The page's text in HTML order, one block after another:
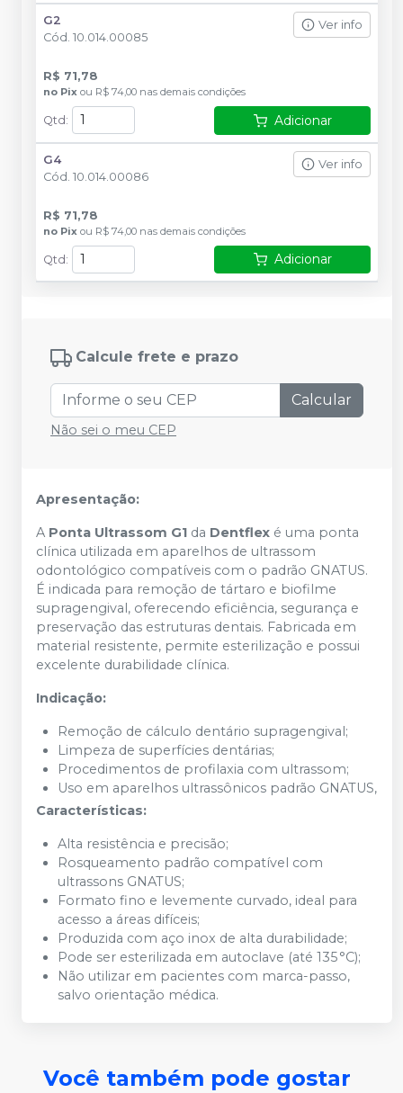
G2
Cód. 10.014.00085
Ver info
R$ 71,78
no Pix ou R$ 74,00 nas demais condições
Qtd : Adicionar
G4
Cód. 10.014.00086
Ver info
R$ 71,78
no Pix ou R$ 74,00 nas demais condições
Qtd: Adicionar
Calcule frete e prazo
Calcular
Não sei o meu CEP
Apresentação:
A Ponta Ultrassom G1 da Dentflex é uma ponta
clínica utilizada em aparelhos de ultrassom
odontológico compatíveis com o padrão GNATUS.
É indicada para remoção de tártaro e biofilme
supragengival, oferecendo eficiência, segurança e
preservação das estruturas dentais. Fabricada em
material resistente, permite esterilização e possui
excelente durabilidade clínica.
Indicação:
Remoção de cálculo dentário supragengival;
Limpeza de superfícies dentárias;
Procedimentos de profilaxia com ultrassom;
Uso em aparelhos ultrassônicos padrão GNATUS,
Características:
Alta resistência e precisão;
Rosqueamento padrão compatível com
ultrassons GNATUS;
Formato fino e levemente curvado, ideal para
acesso a áreas difíceis;
Produzida com aço inox de alta durabilidade;
Pode ser esterilizada em autoclave (até 135 °C);
Não utilizar em pacientes com marca-passo,
salvo orientação médica.
Você também pode gostar